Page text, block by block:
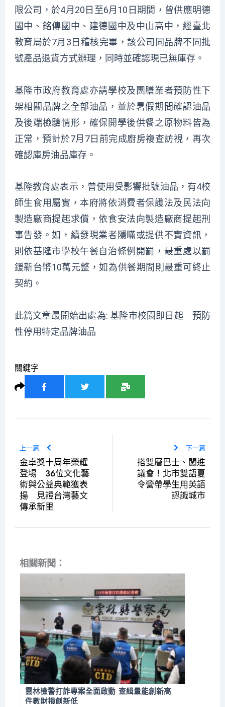
限公司，於4月20日至6月10日期間，曾供應明德
國中、銘傳國中、建德國中及中山高中，經臺北
教育局於7月3日稽核完畢，該公司同品牌不同批
號產品退貨方式辦理，同時並確認現已無庫存。
基隆市政府教育處亦請學校及團膳業者預防性下
架相關品牌之全部油品，並於暑假期間確認油品
及後端檢驗情形，確保開學後供餐之原物料皆為
正常，預計於7月7日前完成廚房複查訪視，再次
確認庫房油品庫存。
基隆教育處表示，曾使用受影響批號油品，有4校
師生食用屬實，本府將依消費者保護法及民法向
製造廠商提起求償，依食安法向製造廠商提起刑
事告發。如，續發現業者隱瞞或提供不實資訊，
則依基隆市學校午餐自治條例開罰，最重處以罰
鍰新台幣10萬元整，如為供餐期間則最重可終止
契約。
此篇文章最開始出處為:基隆市校園即日起 預防
性停用特定品牌油品
關鍵字
上一篇
金卓獎十周年榮耀
登場 36位文化藝
術與公益典範獲表
揚 見證台灣藝文
傳承新里
下一篇
搭雙層巴士、闖進
議會！北市雙語夏
令營帶學生用英語
認識城市
相關新聞：
雲林檢警打詐專案全面啟動 查緝量能創新高
件數財損創新低